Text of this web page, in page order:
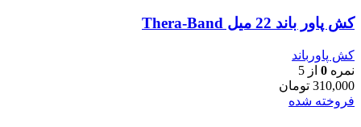
کش پاور باند 22 میل Thera-Band
کش پاورباند
نمره 0 از 5
310,000 تومان
فروخته شده